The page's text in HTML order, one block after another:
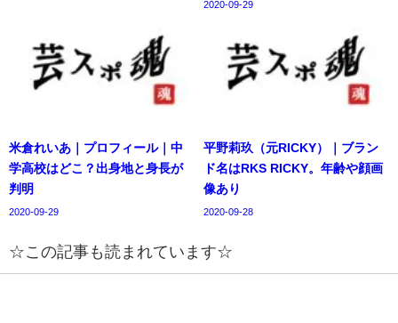
2020-09-29
米倉れいあ｜プロフィール｜中
学高校はどこ？出身地と身長が
判明
2020-09-29
平野莉玖（元RICKY）｜ブラン
ド名はRKS RICKY。年齢や顔画
像あり
2020-09-28
☆この記事も読まれています☆